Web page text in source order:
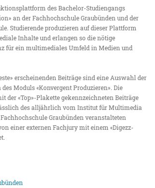
des Bachelor-Studiengangs
an der Fachhochschule Graubünden und der
Studierende produzieren auf dieser Plattform
Inhalte und erlangen so die nötige
für ein multimediales Umfeld in Medien und
erscheinenden Beiträge sind eine Auswahl der
des Moduls «Konvergent Produzieren». Die
der «Top»-Plakette gekennzeichneten Beiträge
des alljährlich vom Institut für Multimedia
Graubünden veranstalteten
einer externen Fachjury mit einem «Digezz-